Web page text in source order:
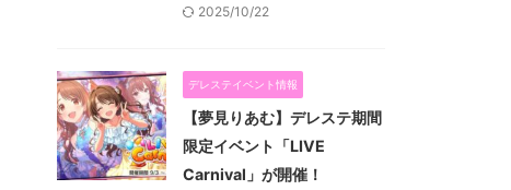
2025/10/22
デレステイベント情報
【夢見りあむ】デレステ期間
限定イベント「LIVE
Carnival」が開催！